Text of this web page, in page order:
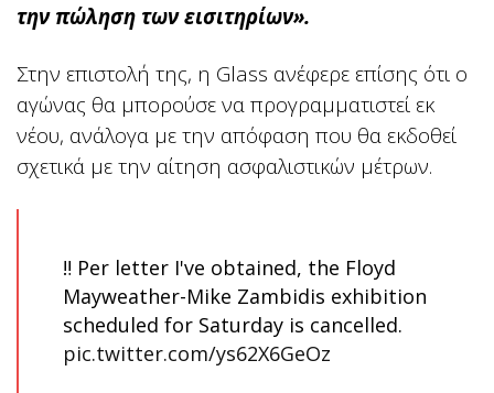
την πώληση των εισιτηρίων».
Στην επιστολή της, η Glass ανέφερε επίσης ότι ο
αγώνας θα μπορούσε να προγραμματιστεί εκ
νέου, ανάλογα με την απόφαση που θα εκδοθεί
σχετικά με την αίτηση ασφαλιστικών μέτρων.
‼️ Per letter I've obtained, the Floyd
Mayweather-Mike Zambidis exhibition
scheduled for Saturday is cancelled.
pic.twitter.com/ys62X6GeOz